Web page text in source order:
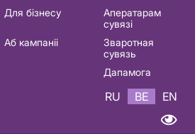
Для бізнесу
Аператарам
сувязі
Аб кампаніі
Зваротная
сувязь
Дапамога
RU BE EN